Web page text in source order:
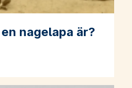
nagelapa är?
en nagelapa är?